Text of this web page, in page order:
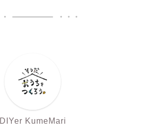
DIYer KumeMari